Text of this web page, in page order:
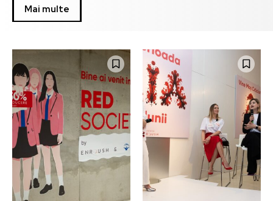
Mai multe